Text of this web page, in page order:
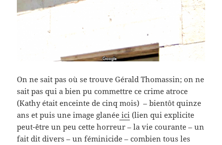
On ne sait pas où se trouve Gérald Thomassin; on ne
sait pas qui a bien pu commettre ce crime atroce
(Kathy était enceinte de cinq mois) – bientôt quinze
ans et puis une image glanée ici (lien qui explicite
peut-être un peu cette horreur – la vie courante – un
fait dit divers – un féminicide – combien tous les